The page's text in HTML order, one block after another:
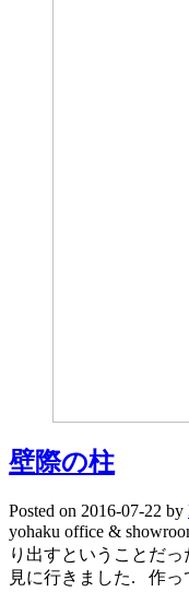
壁際の柱
Posted on 2016-07-22 by
yohaku office &
り出すということだ
見に行きました. 作っ